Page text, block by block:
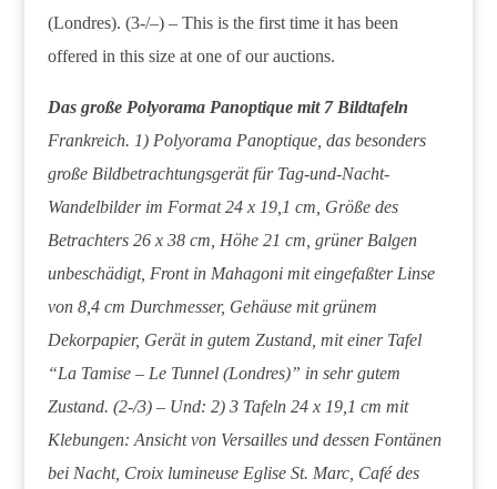
(Londres). (3-/–) – This is the first time it has been
offered in this size at one of our auctions.
Das große Polyorama Panoptique mit 7 Bildtafeln
Frankreich. 1) Polyorama Panoptique, das besonders
große Bildbetrachtungsgerät für Tag-und-Nacht-
Wandelbilder im Format 24 x 19,1 cm, Größe des
Betrachters 26 x 38 cm, Höhe 21 cm, grüner Balgen
unbeschädigt, Front in Mahagoni mit eingefaßter Linse
von 8,4 cm Durchmesser, Gehäuse mit grünem
Dekorpapier, Gerät in gutem Zustand, mit einer Tafel
“La Tamise – Le Tunnel (Londres)” in sehr gutem
Zustand. (2-/3) – Und: 2) 3 Tafeln 24 x 19,1 cm mit
Klebungen: Ansicht von Versailles und dessen Fontänen
bei Nacht, Croix lumineuse Eglise St. Marc, Café des